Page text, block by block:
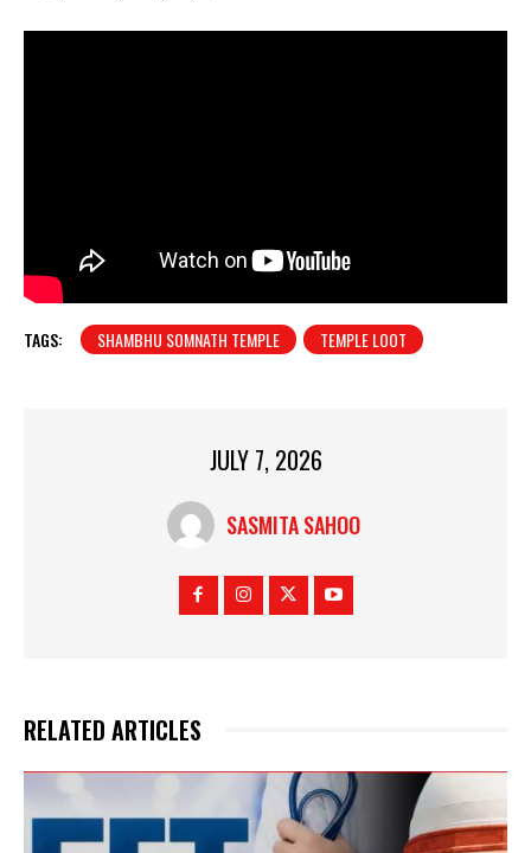
TAGS: SHAMBHU SOMNATH TEMPLE TEMPLE LOOT
JULY 7, 2026
SASMITA SAHOO
RELATED ARTICLES